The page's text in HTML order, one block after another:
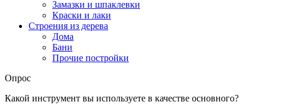
Замазки и шпаклевки
Краски и лаки
Строения из дерева
Дома
Бани
Прочие постройки
Опрос
Какой инструмент вы используете в качестве основного?